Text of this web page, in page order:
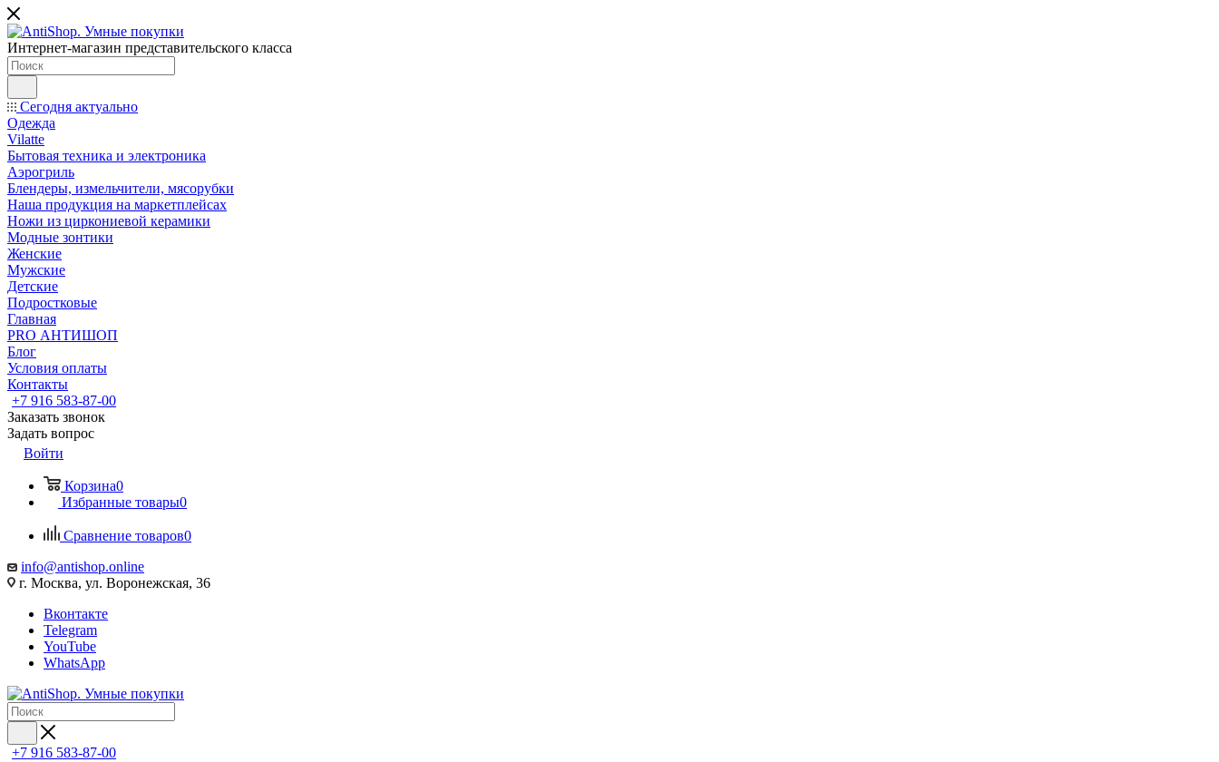
Интернет-магазин представительского класса
Сегодня актуально
Одежда
Vilatte
Бытовая техника и электроника
Аэрогриль
Блендеры, измельчители, мясорубки
Наша продукция на маркетплейсах
Ножи из циркониевой керамики
Модные зонтики
Женские
Мужские
Детские
Подростковые
Главная
PRO АНТИШОП
Блог
Условия оплаты
Контакты
+7 916 583-87-00
Заказать звонок
Задать вопрос
Войти
Корзина0
Избранные товары0
Сравнение товаров0
info@antishop.online
г. Москва, ул. Воронежская, 36
Вконтакте
Telegram
YouTube
WhatsApp
+7 916 583-87-00